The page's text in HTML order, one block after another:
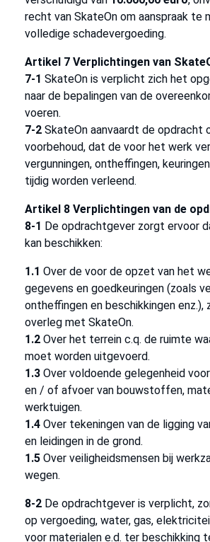
recht van SkateOn om aanspraak te
volledige schadevergoeding.
Artikel 7 Verplichtingen van
7-1 SkateOn is verplicht zich het
naar de bepalingen van de
voeren.
7-2 SkateOn aanvaardt de opdracht
voorbehoud, dat de voor het werk
vergunningen, ontheffingen,
tijdig worden verleend.
Artikel 8 Verplichtingen van de
8-1 De opdrachtgever zorgt ervoor
kan beschikken:
1.1 Over de voor de opzet van het
gegevens en goedkeuringen (zoals
ontheffingen en beschikkingen enz.),
overleg met SkateOn.
1.2 Over het terrein c.q. de ruimte
moet worden uitgevoerd.
1.3 Over voldoende gelegenheid
en / of afvoer van bouwstoffen,
werktuigen.
1.4 Over tekeningen van de ligging
en leidingen in de grond.
1.5 Over veiligheidsmensen bij
wegen.
8-2 De opdrachtgever is verplicht,
op vergoeding, water, gas,
voor materialen e.d. ter beschikking